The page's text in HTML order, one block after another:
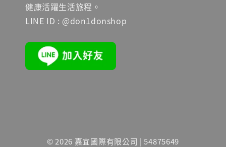
健康活躍生活旅程。
LINE ID : @don1donshop
© 2026 嘉宜國際有限公司 | 54875649